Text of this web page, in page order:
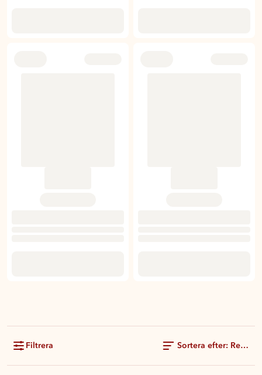
Filtrera Sortera efter: